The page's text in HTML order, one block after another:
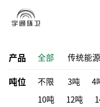
产品 全部 传统能
吨位 不限 3吨 4
10吨 12吨